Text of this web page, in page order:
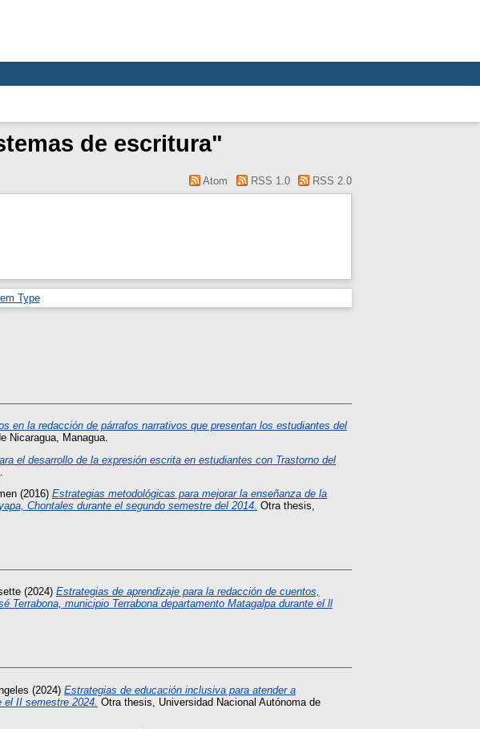
de escritura"
Atom RSS 1.0 RSS 2.0
Type
en la redacción de párrafos narrativos que presentan los estudiantes del
Nicaragua, Managua.
el desarrollo de la expresión escrita en estudiantes con Trastorno del
(2016) Estrategias metodológicas para mejorar la enseñanza de la
Chontales durante el segundo semestre del 2014. Otra thesis,
(2024) Estrategias de aprendizaje para la redacción de cuentos,
Terrabona, municipio Terrabona departamento Matagalpa durante el ll
(2024) Estrategias de educación inclusiva para atender a
II semestre 2024. Otra thesis, Universidad Nacional Autónoma de